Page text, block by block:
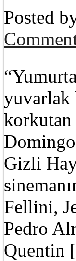
Posted
yuvarlak
korkutan
Gizli
Fellini,
Pedro